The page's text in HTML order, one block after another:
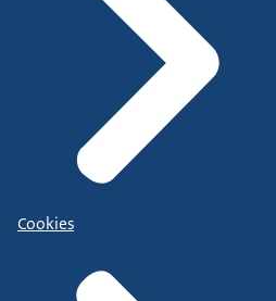
Cookies